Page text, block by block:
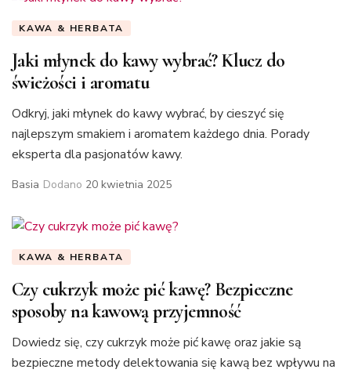
KAWA & HERBATA
Jaki młynek do kawy wybrać? Klucz do
świeżości i aromatu
Odkryj, jaki młynek do kawy wybrać, by cieszyć się
najlepszym smakiem i aromatem każdego dnia. Porady
eksperta dla pasjonatów kawy.
Basia Dodano 20 kwietnia 2025
KAWA & HERBATA
Czy cukrzyk może pić kawę? Bezpieczne
sposoby na kawową przyjemność
Dowiedz się, czy cukrzyk może pić kawę oraz jakie są
bezpieczne metody delektowania się kawą bez wpływu na